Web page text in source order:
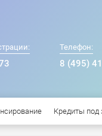
Телефон:
8 (495)
Кредиты под